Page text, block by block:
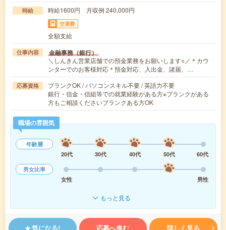
時給 時給1600円 月収例 240,000円
交通費
全額支給
仕事内容 金融事務（銀行）
＼しんきん営業店舗での預金業務をお願いします○／＊カウ
ンターでのお客様対応＊預金対応、入出金、諸届、…
応募資格
ブランクOK / パソコンスキル不要 / 英語力不要
銀行・信金・信組等での就業経験がある方※ブランクがある
方もご相談くださいブランクある方OK
職場の雰囲気
年齢層
20代
30代 40代 50代
60代
男女比率
女性
男性
もっと見る
気になる! 応募へ進む 詳しく見る